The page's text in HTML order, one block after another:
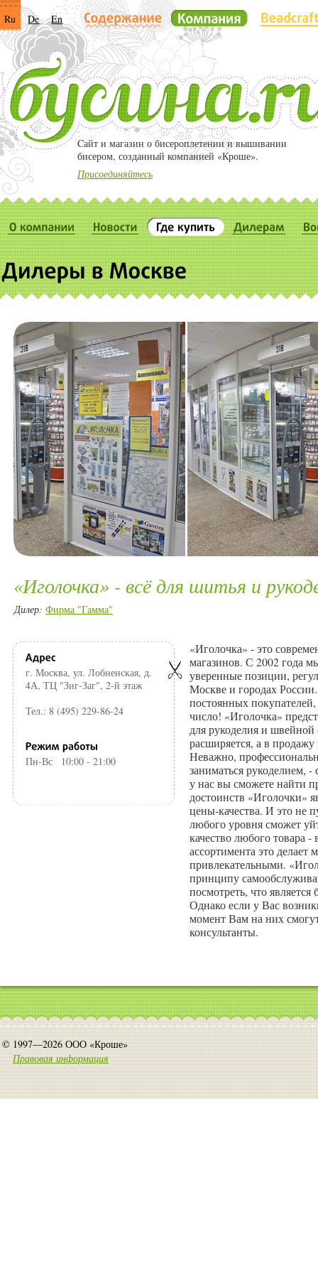
Ru De En
Cайт и магазин о бисероплетении и вышивании
бисером, созданный компанией «Кроше».
Присоединяйтесь
«Иголочка» - всё для шитья и
Дилер: Фирма "Гамма"
г. Москва, ул. Лобненская, д.
4А, ТЦ "Зиг-Заг", 2-й этаж
Тел.: 8 (495) 229-86-24
Пн-Вс 10:00 - 21:00
«Иголочка» - это
магазинов. С 2002 года
уверенные позиции,
Москве и городах
постоянных
число! «Иголочка»
для рукоделия и
расширяется, а в
Неважно,
заниматься рукоделием,
у нас вы сможете найти
достоинств «Иголочки»
цены-качества. И это не
любого уровня сможет
качество любого товара
ассортимента это
привлекательными.
принципу
посмотреть, что
Однако если у Вас
момент Вам на них
консультанты.
© 1997—2026 ООО «Кроше»
Правовая информация